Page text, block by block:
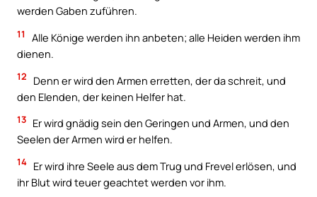
werden Gaben zuführen.
11
Alle Könige werden ihn anbeten; alle Heiden werden ihm
dienen.
12
Denn er wird den Armen erretten, der da schreit, und
den Elenden, der keinen Helfer hat.
13 Er wird gnädig sein den Geringen und Armen, und den
Seelen der Armen wird er helfen.
14 Er wird ihre Seele aus dem Trug und Frevel erlösen, und
ihr Blut wird teuer geachtet werden vor ihm.